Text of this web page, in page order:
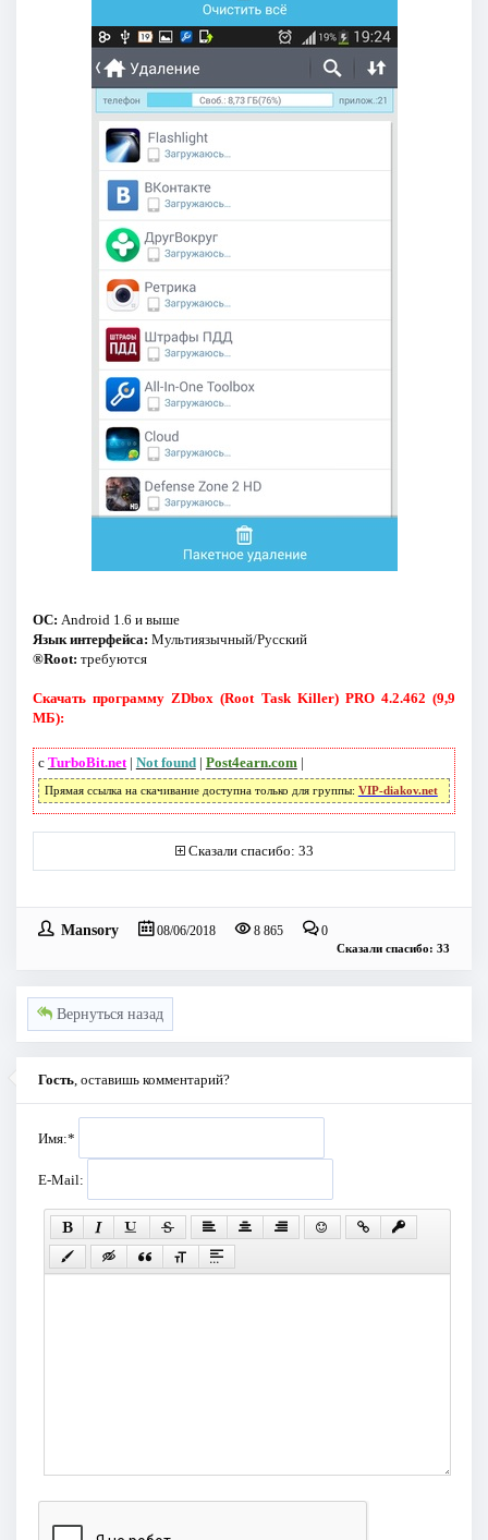
ОС: Android 1.6 и выше
Язык интерфейса: Mультиязычный/Русский
®Root: требуются
Скачать программу ZDbox (Root Task Killer) PRO 4.2.462 (9,9
МБ):
с TurboBit.net| Not found| Post4earn.com|
Прямая ссылка на скачивание доступна только для группы: VIP-diakov.net
Сказали спасибо: 33
Mansory 08/06/2018 8 865 0
Сказали спасибо: 33
Вернуться назад
Гость, оставишь комментарий?
Имя:*
E-Mail: